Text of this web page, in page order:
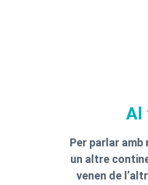
Al
Per parlar
un altre
venen de